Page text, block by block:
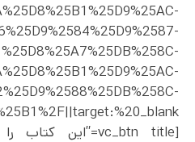
%25D8%25A7%25DB%258C-